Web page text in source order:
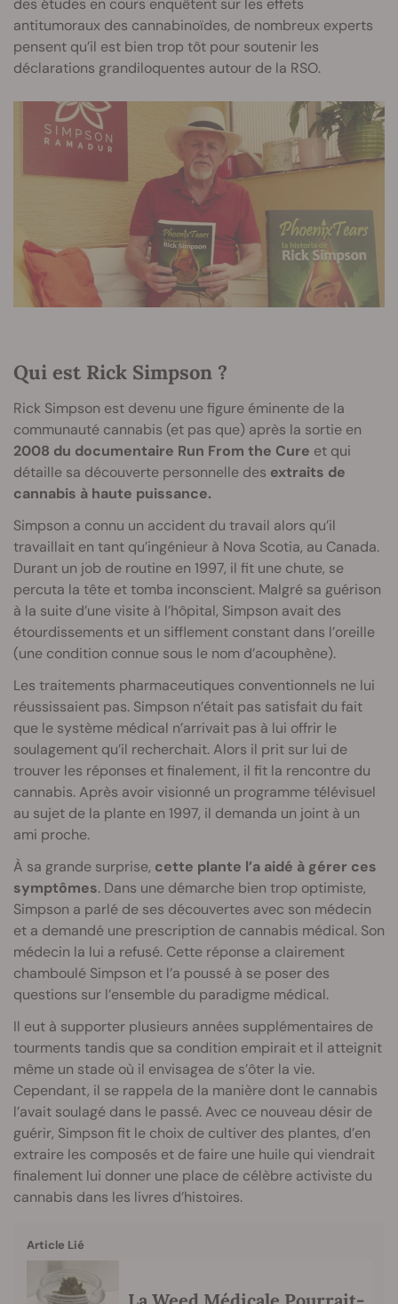
des études en cours enquêtent sur les effets
antitumoraux des cannabinoïdes, de nombreux experts
pensent qu’il est bien trop tôt pour soutenir les
déclarations grandiloquentes autour de la RSO.
Qui est Rick Simpson ?
Rick Simpson est devenu une figure éminente de la
communauté cannabis (et pas que) après la sortie en
2008 du documentaire Run From the Cure et qui
détaille sa découverte personnelle des extraits de
cannabis à haute puissance.
Simpson a connu un accident du travail alors qu’il
travaillait en tant qu’ingénieur à Nova Scotia, au Canada.
Durant un job de routine en 1997, il fit une chute, se
percuta la tête et tomba inconscient. Malgré sa guérison
à la suite d’une visite à l’hôpital, Simpson avait des
étourdissements et un sifflement constant dans l’oreille
(une condition connue sous le nom d’acouphène).
Les traitements pharmaceutiques conventionnels ne lui
réussissaient pas. Simpson n’était pas satisfait du fait
que le système médical n’arrivait pas à lui offrir le
soulagement qu’il recherchait. Alors il prit sur lui de
trouver les réponses et finalement, il fit la rencontre du
cannabis. Après avoir visionné un programme télévisuel
au sujet de la plante en 1997, il demanda un joint à un
ami proche.
À sa grande surprise, cette plante l’a aidé à gérer ces
symptômes. Dans une démarche bien trop optimiste,
Simpson a parlé de ses découvertes avec son médecin
et a demandé une prescription de cannabis médical. Son
médecin la lui a refusé. Cette réponse a clairement
chamboulé Simpson et l’a poussé à se poser des
questions sur l’ensemble du paradigme médical.
Il eut à supporter plusieurs années supplémentaires de
tourments tandis que sa condition empirait et il atteignit
même un stade où il envisagea de s’ôter la vie.
Cependant, il se rappela de la manière dont le cannabis
l’avait soulagé dans le passé. Avec ce nouveau désir de
guérir, Simpson fit le choix de cultiver des plantes, d’en
extraire les composés et de faire une huile qui viendrait
finalement lui donner une place de célèbre activiste du
cannabis dans les livres d’histoires.
Article Lié